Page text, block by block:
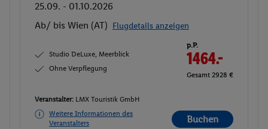
25.09. - 01.10.2026
Ab/ bis Wien (AT) Flugdetails anzeigen
Studio DeLuxe, Meerblick
Ohne Verpflegung
p.P.
1464.-
Gesamt 2928 €
Veranstalter: LMX Touristik GmbH
Weitere Informationen des
Veranstalters
Buchen